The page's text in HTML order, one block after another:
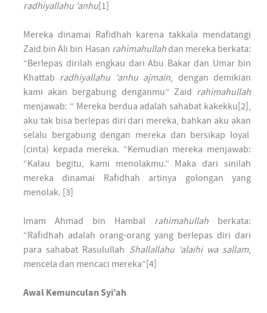
radhiyallahu ‘anhu[1]
Mereka dinamai Rafidhah karena takkala mendatangi
Zaid bin Ali bin Hasan rahimahullahdan mereka berkata:
“Berlepas dirilah engkau dari Abu Bakar dan Umar bin
Khattab radhiyallahu ‘anhu ajmain, dengan demikian
kami akan bergabung denganmu” Zaid rahimahullah
menjawab: “ Mereka berdua adalah sahabat kakekku[2],
aku tak bisa berlepas diri dari mereka, bahkan aku akan
selalu bergabung dengan mereka dan bersikap loyal
(cinta) kepada mereka. “Kemudian mereka menjawab:
“Kalau begitu, kami menolakmu.” Maka dari sinilah
mereka dinamai Rafidhah artinya golongan yang
menolak. [3]
Imam Ahmad bin Hambal rahimahullah berkata:
“Rafidhah adalah orang-orang yang berlepas diri dari
para sahabat Rasulullah Shallallahu ‘alaihi wa sallam,
mencela dan mencaci mereka”[4]
Awal Kemunculan Syi’ah